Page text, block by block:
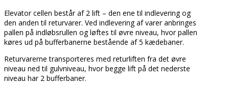
Elevator cellen består af 2 lift – den ene til indlevering og
den anden til returvarer. Ved indlevering af varer anbringes
pallen på indløbsrullen og løftes til øvre niveau, hvor pallen
køres ud på bufferbanerne bestående af 5 kædebaner.
Returvarerne transporteres med returliften fra det øvre
niveau ned til gulvniveau, hvor begge lift på det nederste
niveau har 2 bufferbaner.